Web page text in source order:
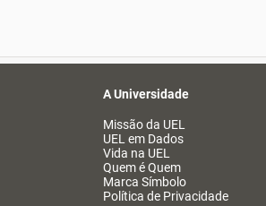
A Universidade
Missão da UEL
UEL em Dados
Vida na UEL
Quem é Quem
Marca Símbolo
Política de Privacidade